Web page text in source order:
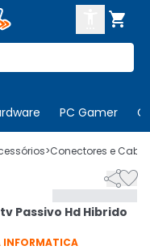

PC Gamer
>Conectores e

Passivo Hd Hibrido
INFORMATICA